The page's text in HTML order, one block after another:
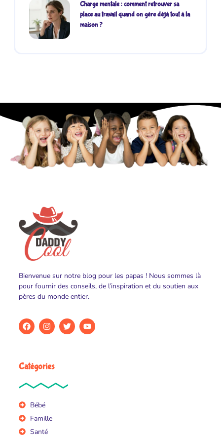
Charge mentale : comment retrouver sa
place au travail quand on gère déjà tout à la
maison ?
Bienvenue sur notre blog pour les papas ! Nous sommes là
pour fournir des conseils, de l’inspiration et du soutien aux
pères du monde entier.
Catégories
Bébé
Famille
Santé